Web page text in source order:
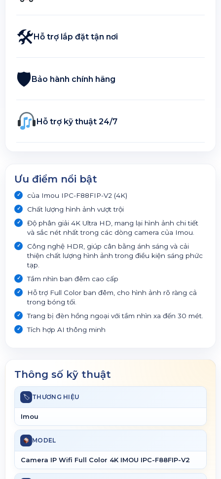
🛠 Hỗ trợ lắp đặt tận nơi
🛡 Bảo hành chính hãng
Hỗ trợ kỹ thuật 24/7
Ưu điểm nổi bật
của Imou IPC-F88FIP-V2 (4K)
Chất lượng hình ảnh vượt trội
Độ phân giải 4K Ultra HD, mang lại hình ảnh chi tiết
và sắc nét nhất trong các dòng camera của Imou.
Công nghệ HDR, giúp cân bằng ánh sáng và cải
thiện chất lượng hình ảnh trong điều kiện sáng phức
tạp.
Tầm nhìn ban đêm cao cấp
Hỗ trợ Full Color ban đêm, cho hình ảnh rõ ràng cả
trong bóng tối.
Trang bị đèn hồng ngoại với tầm nhìn xa đến 30 mét.
Tích hợp AI thông minh
Thông số kỹ thuật
🏷 THƯƠNG HIỆU
Imou
MODEL
Camera IP Wifi Full Color 4K IMOU IPC-F88FIP-V2